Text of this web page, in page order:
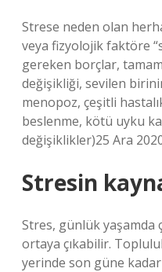
Strese neden olan
veya fizyolojik faktöre
gereken borçlar,
değişikliği, sevilen
menopoz, çeşitli
beslenme, kötü uyku
değişiklikler)25 Ara
Stresin
Stres, günlük yaşamda
ortaya çıkabilir.
yerinde son güne